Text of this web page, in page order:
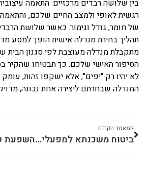
בין שלושה רבדים מרכזיים: התאמה
רגשית לאופי ולמצב החיים שלכם, והתאמה
של חומר, גודל וגימור. כאשר שלושת
תהליך בחירת מנדלה אישית הופך למסע
מתקבלת מנדלה מעוצבת לפי סגנון הבית
הסיפור האישי שלכם. כך תבטיחו שהקיר
לא יהיו רק "יפים", אלא ישקפו זהות,
המנדלה שבחרתם ליצירה אחת נכונה,
למאמר הקודם
ביטוח משכנתא למפעלים ותעשייה